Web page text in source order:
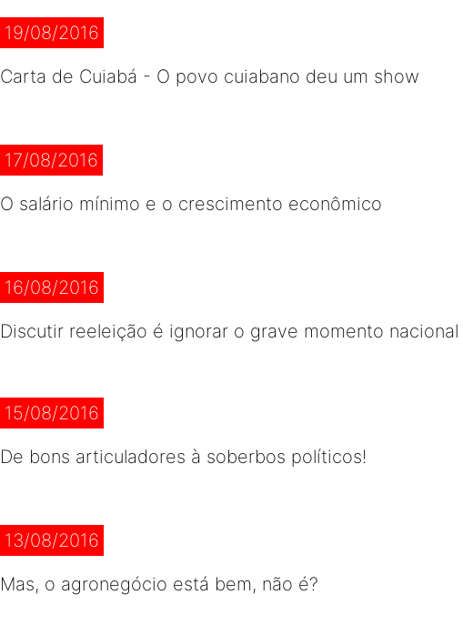
19/08/2016
Carta de Cuiabá - O povo cuiabano deu um show
17/08/2016
O salário mínimo e o crescimento econômico
16/08/2016
Discutir reeleição é ignorar o grave momento nacional
15/08/2016
De bons articuladores à soberbos políticos!
13/08/2016
Mas, o agronegócio está bem, não é?